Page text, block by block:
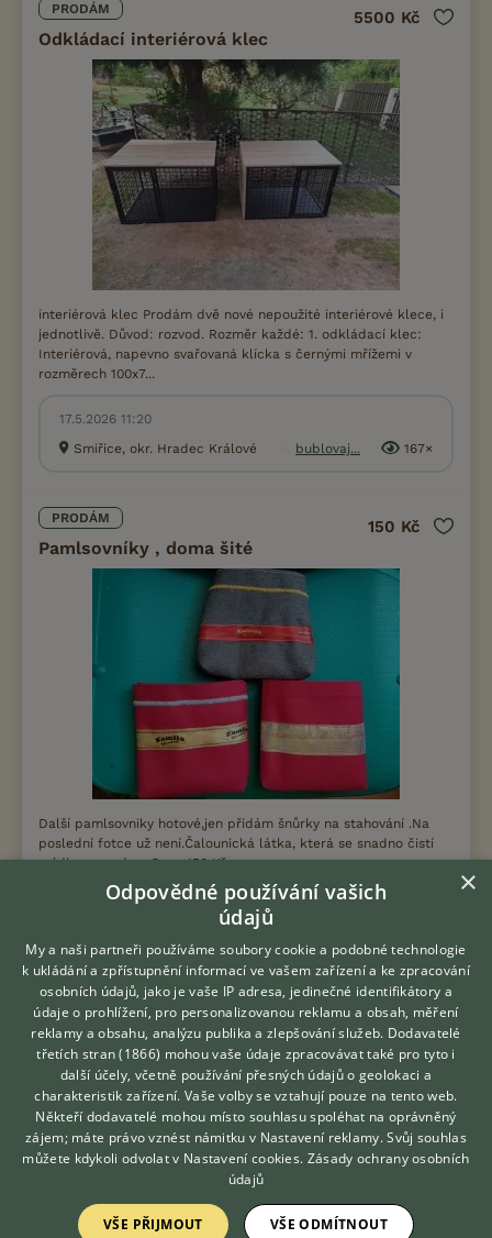
PRODÁM
Odkládací interiérová klec
5500 Kč
interiérová klec Prodám dvě nové nepoužité interiérové klece, i
jednotlivě. Důvod: rozvod. Rozměr každé: 1. odkládací klec:
Interiérová, napevno svařovaná klícka s černými mřížemi v
rozměrech 100x7...
17.5.2026 11:20
Smiřice, okr. Hradec Králové
bublovaj... 167×
PRODÁM
Pamlsovníky , doma šité
150 Kč
Další pamlsovniky hotové,jen přidám šnůrky na stahování .Na
poslední fotce už není.Čalounická látka, která se snadno čistí
mýdlovou vodou. Cena 150 Kč.
13.4.2026 18:15
PRODÁM
Pamlsovník , doma ušitý z čalounické
látky
150 Kč
Hledáte zvířecího kamaráda?
Zdarma vám poradí
VETERINÁŘ ONLINE
KONZULTOVAT S
VETERINÁŘEM
×
Odpovědné používání vašich
údajů
My a naši partneři používáme soubory cookie a podobné technologie
k ukládání a zpřístupnění informací ve vašem zařízení a ke zpracování
osobních údajů, jako je vaše IP adresa, jedinečné identifikátory a
údaje o prohlížení, pro personalizovanou reklamu a obsah, měření
reklamy a obsahu, analýzu publika a zlepšování služeb. Dodavatelé
třetích stran (1866) mohou vaše údaje zpracovávat také pro tyto i
další účely, včetně používání přesných údajů o geolokaci a
charakteristik zařízení. Vaše volby se vztahují pouze na tento web.
Někteří dodavatelé mohou místo souhlasu spoléhat na oprávněný
zájem; máte právo vznést námitku v Nastavení reklamy. Svůj souhlas
můžete kdykoli odvolat v Nastavení cookies. Zásady ochrany osobních
údajů
VŠE PŘIJMOUT VŠE ODMÍTNOUT